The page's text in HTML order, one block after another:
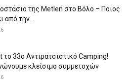
της Metlen στο Βόλο – Ποιος
από την...
το 33ο Αντιρατσιστικό Camping!
κλείσιμο συμμετοχών